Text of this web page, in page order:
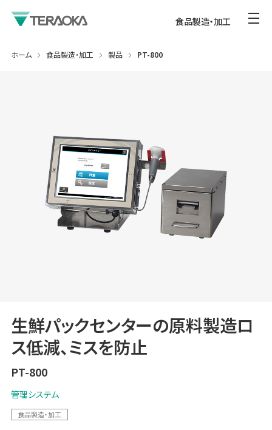
食品製造・加工
ホーム 食品製造・加工 製品 PT-800
生鮮パックセンターの原料製造ロ
ス低減、ミスを防止
PT-800
管理システム
食品製造・加工